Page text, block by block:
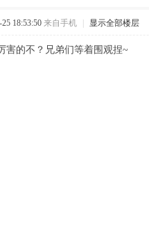
18:53:50 来自手机 显示全部楼层
害的不？兄弟们等着围观捏~